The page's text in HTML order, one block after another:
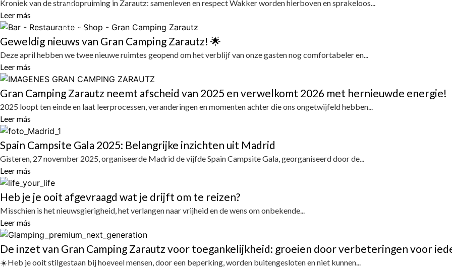
San
&Bilbao
Kroniek van de strandopruiming in Zarautz: samenleven en respect Wakker worden hierboven en sprakeloos...
Leer más
Geweldig nieuws van Gran Camping Zarautz! 🌟
Deze april hebben we twee nieuwe ruimtes geopend om het verblijf van onze gasten nog comfortabeler en...
Leer más
Gran Camping Zarautz neemt afscheid van 2025 en verwelkomt 2026 met hernieuwde energie!
2025 loopt ten einde en laat leerprocessen, veranderingen en momenten achter die ons ongetwijfeld hebben...
Leer más
Spain Campsite Gala 2025: Belangrijke inzichten uit Madrid
Gisteren, 27 november 2025, organiseerde Madrid de vijfde Spain Campsite Gala, georganiseerd door de...
Leer más
Heb je je ooit afgevraagd wat je drijft om te reizen?
Misschien is het nieuwsgierigheid, het verlangen naar vrijheid en de wens om onbekende...
Leer más
De inzet van Gran Camping Zarautz voor toegankelijkheid: groeien door verbeteringen voor
☀️Heb je ooit stilgestaan bij hoeveel mensen, door een beperking, worden buitengesloten en niet kunnen...